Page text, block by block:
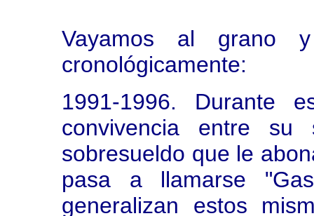
Vayamos al grano
cronológicamente:
1991-1996. Durante
convivencia entre
sobresueldo que le
pasa a llamarse
generalizan estos